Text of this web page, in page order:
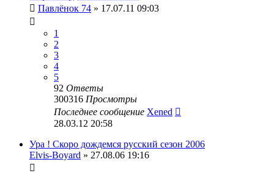
Павлёнок 74 » 17.07.11 09:03
1
2
3
4
5
92 Ответы
300316 Просмотры
Последнее сообщение Xened
28.03.12 20:58
Ура ! Скоро дождемся русский сезон 2006
Elvis-Boyard » 27.08.06 19:16